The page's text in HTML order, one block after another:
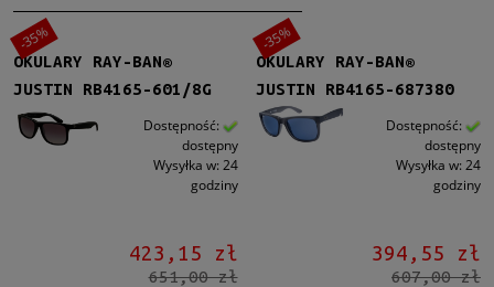
Męskie
Męskie (25)
Kształt
Prostokątne
OKULARY RAY-BAN®
JUSTIN RB4165-601/8G
Dostępność:
dostępny
Wysyłka w: 24
godziny
423,15 zł
651,00 zł
-35%
OKULARY RAY-BAN®
JUSTIN RB4165-687380
Dostępność:
dostępny
Wysyłka w: 24
godziny
394,55 zł
607,00 zł
-35%